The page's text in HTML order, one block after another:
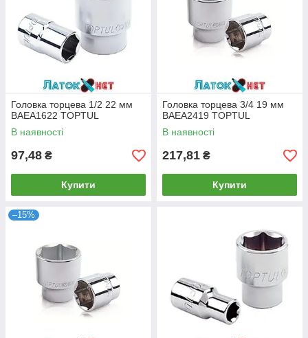
Головка торцева 1/2 22 мм
BAEA1622 TOPTUL
В наявності
97,48 ₴
Купити
Головка торцева 3/4 19 мм
BAEA2419 TOPTUL
В наявності
217,81 ₴
Купити
–15%